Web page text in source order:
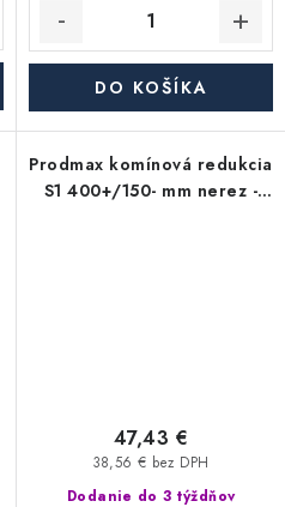
DO KOŠÍKA
Prodmax komínová redukcia
S1 400+/150- mm nerez -
Dodanie do 3 týždňov
38,56 € bez DPH
47,43 €